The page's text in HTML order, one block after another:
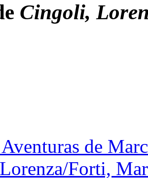
Cingoli,
Aventuras de
Forti,